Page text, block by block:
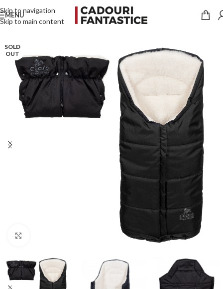
Skip to navigation
Skip to main content
MENU
SOLD
OUT